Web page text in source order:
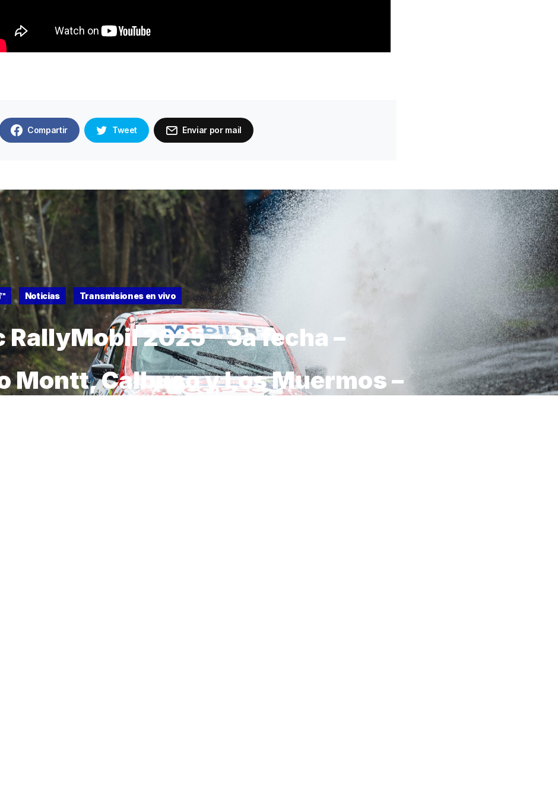
Compartir Tweet Enviar por mail
Noticias Transmisiones en vivo
RallyMobil 2025 – 3a fecha –
Montt, Calbuco y Los Muermos –